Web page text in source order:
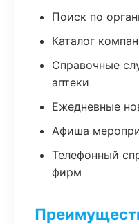
Поиск по
Каталог
Справочные
аптеки
Ежедневные
Афиша
Телефонный
фирм